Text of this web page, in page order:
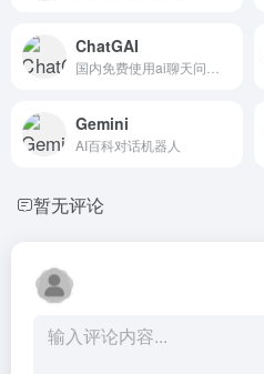
ChatGAI
Gemini
AI百科对话机器人
暂无评论